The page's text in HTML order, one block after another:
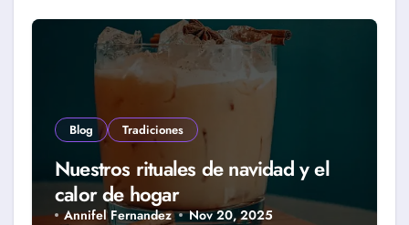
Blog Tradiciones
Nuestros rituales de navidad y el
calor de hogar
Annifel Fernandez Nov 20, 2025